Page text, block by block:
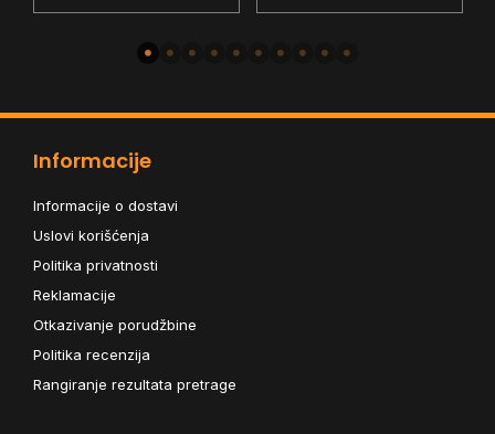
Informacije
Informacije o dostavi
Uslovi korišćenja
Politika privatnosti
Reklamacije
Otkazivanje porudžbine
Politika recenzija
Rangiranje rezultata pretrage